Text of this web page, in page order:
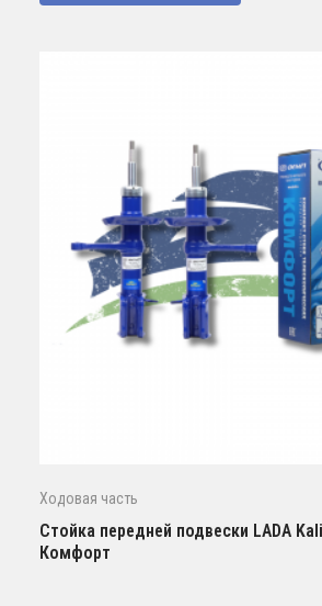
Ходовая часть
Стойка передней подвески LADA
Комфорт